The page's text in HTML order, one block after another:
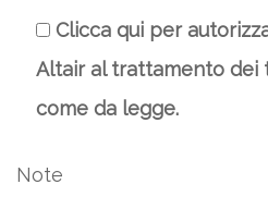
Clicca qui per
Altair al trattamento dei
come da legge.
Note